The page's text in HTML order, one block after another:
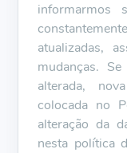
informarmos
atualizadas,
mudanças.
alterada,
colocada no
alteração da
nesta política